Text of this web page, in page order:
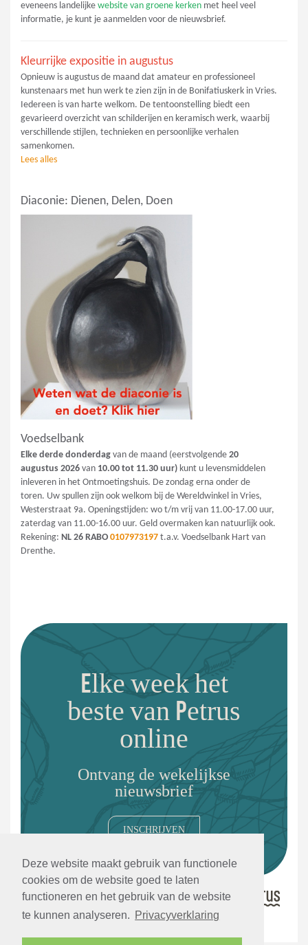
Deze website maakt gebruik van functionele
cookies om de website goed te laten
functioneren en het gebruik van de website
te kunnen analyseren. Privacyverklaring
eveneens landelijke website van groene kerken met heel veel
informatie, je kunt je aanmelden voor de nieuwsbrief.
Kleurrijke expositie in augustus
Opnieuw is augustus de maand dat amateur en professioneel
kunstenaars met hun werk te zien zijn in de Bonifatiuskerk in Vries.
Iedereen is van harte welkom. De tentoonstelling biedt een
gevarieerd overzicht van schilderijen en keramisch werk, waarbij
verschillende stijlen, technieken en persoonlijke verhalen
samenkomen.
Lees alles
Diaconie: Dienen, Delen, Doen
Voedselbank
Elke derde donderdag van de maand (eerstvolgende 20
augustus 2026 van 10.00 tot 11.30 uur) kunt u levensmiddelen
inleveren in het Ontmoetingshuis. De zondag erna onder de
toren. Uw spullen zijn ook welkom bij de Wereldwinkel in Vries,
Westerstraat 9a. Openingstijden: wo t/m vrij van 11.00-17.00 uur,
zaterdag van 11.00-16.00 uur. Geld overmaken kan natuurlijk ook.
Rekening: NL 26 RABO 0107973197 t.a.v. Voedselbank Hart van
Drenthe.
Elke week het
beste van Petrus
online
Ontvang de wekelijkse
nieuwsbrief
INSCHRIJVEN